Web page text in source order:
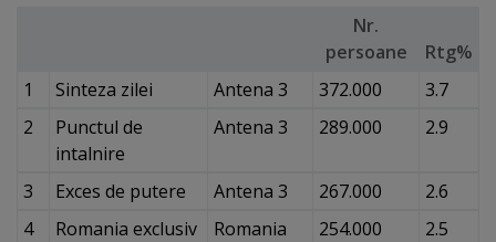
Nr.
persoane
Rtg%
1
Sinteza zilei Antena 3 372.000
3.7
2
Punctul de
intalnire
Antena 3 289.000 2.9
3 Exces de putere Antena 3 267.000
2.6
4
Romania exclusiv
Romania
254.000 2.5